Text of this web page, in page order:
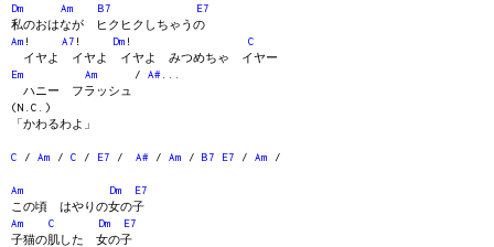
Dm
Am B7
E7
私のおはなが ヒクヒクしちゃうの
Am ! A7 ! Dm ! C
イヤよ イヤよ イヤよ みつめちゃ イヤー
Em
Am / A#
ハニー フラッシュ
(N.C.)
「かわるわよ」
C / Am / C / E7 / A# / Am / B7 E7 / Am /
Am Dm
E7
この頃 はやりの女の子
Am
C Dm
E7
子猫の肌した 女の子